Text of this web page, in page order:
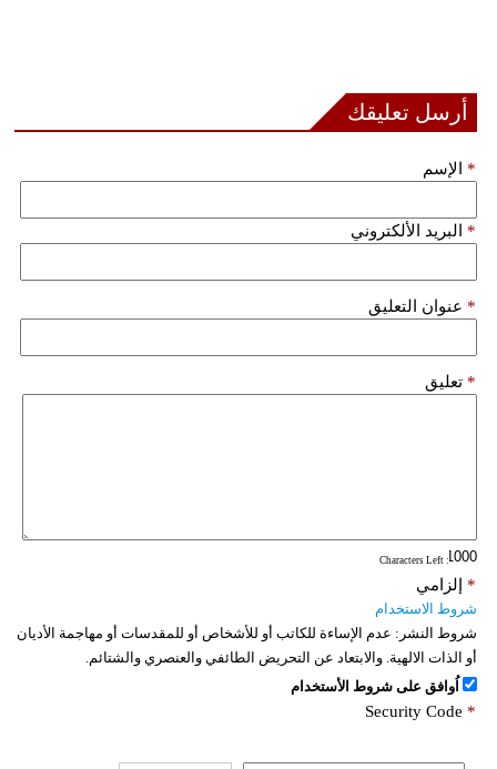
أرسل تعليقك
الإسم *
البريد الألكتروني *
عنوان التعليق *
تعليق *
: Characters Left
إلزامي *
شروط الاستخدام
شروط النشر: عدم الإساءة للكاتب أو للأشخاص أو للمقدسات أو مهاجمة الأديان
أو الذات الالهية. والابتعاد عن التحريض الطائفي والعنصري والشتائم.
اُوافق على شروط الأستخدام
Security Code *